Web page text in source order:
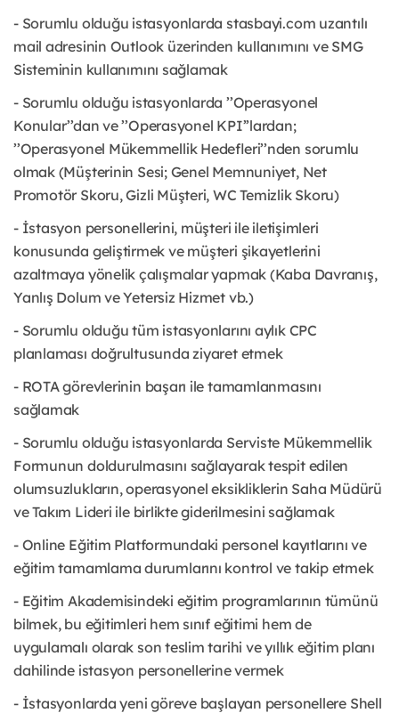
- Sorumlu olduğu istasyonlarda stasbayi.com uzantılı
mail adresinin Outlook üzerinden kullanımını ve SMG
Sisteminin kullanımını sağlamak
- Sorumlu olduğu istasyonlarda ’’Operasyonel
Konular’’dan ve ’’Operasyonel KPI’’lardan;
’’Operasyonel Mükemmellik Hedefleri’’nden sorumlu
olmak (Müşterinin Sesi; Genel Memnuniyet, Net
Promotör Skoru, Gizli Müşteri, WC Temizlik Skoru)
- İstasyon personellerini, müşteri ile iletişimleri
konusunda geliştirmek ve müşteri şikayetlerini
azaltmaya yönelik çalışmalar yapmak (Kaba Davranış,
Yanlış Dolum ve Yetersiz Hizmet vb.)
- Sorumlu olduğu tüm istasyonlarını aylık CPC
planlaması doğrultusunda ziyaret etmek
- ROTA görevlerinin başarı ile tamamlanmasını
sağlamak
- Sorumlu olduğu istasyonlarda Serviste Mükemmellik
Formunun doldurulmasını sağlayarak tespit edilen
olumsuzlukların, operasyonel eksikliklerin Saha Müdürü
ve Takım Lideri ile birlikte giderilmesini sağlamak
- Online Eğitim Platformundaki personel kayıtlarını ve
eğitim tamamlama durumlarını kontrol ve takip etmek
- Eğitim Akademisindeki eğitim programlarının tümünü
bilmek, bu eğitimleri hem sınıf eğitimi hem de
uygulamalı olarak son teslim tarihi ve yıllık eğitim planı
dahilinde istasyon personellerine vermek
- İstasyonlarda yeni göreve başlayan personellere Shell